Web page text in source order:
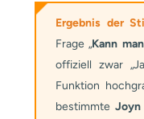
Ergebnis der
Frage „Kann
offiziell zwar
Funktion
bestimmteJoyn